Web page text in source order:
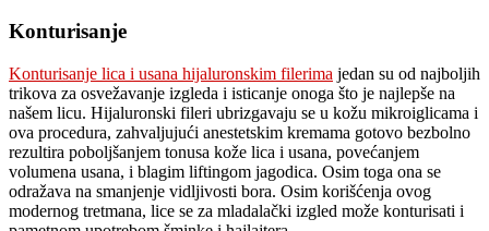
Konturisanje
Konturisanje lica i usana hijaluronskim filerima jedan su od najboljih
trikova za osvežavanje izgleda i isticanje onoga što je najlepše na
našem licu. Hijaluronski fileri ubrizgavaju se u kožu mikroiglicama i
ova procedura, zahvaljujući anestetskim kremama gotovo bezbolno
rezultira poboljšanjem tonusa kože lica i usana, povećanjem
volumena usana, i blagim liftingom jagodica. Osim toga ona se
odražava na smanjenje vidljivosti bora. Osim korišćenja ovog
modernog tretmana, lice se za mladalački izgled može konturisati i